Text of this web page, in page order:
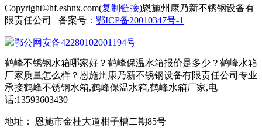
Copyright©hf.eshnx.com(复制链接)恩施州康乃新不锈钢设备有
限责任公司 备案号： 鄂ICP备20010347号-1
鄂公网安备42280102001194号
鹤峰不锈钢水箱哪家好？鹤峰保温水箱报价是多少？鹤峰水箱
厂家质量怎么样？恩施州康乃新不锈钢设备有限责任公司专业
承接鹤峰不锈钢水箱,鹤峰保温水箱,鹤峰水箱厂家,电
话:13593603430
地址： 恩施市金桂大道柑子槽二期85号